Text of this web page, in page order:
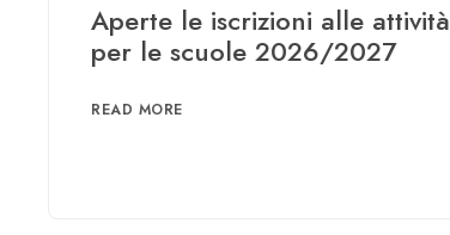
Aperte le iscrizioni alle attività
per le scuole 2026/2027
READ MORE